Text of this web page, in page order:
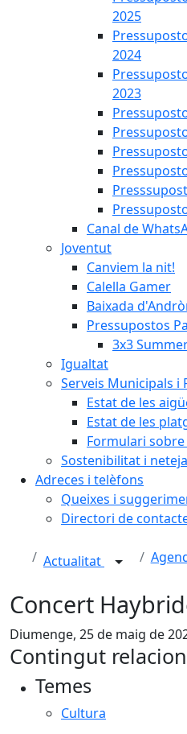
2025
2024
2023
Canal de
Joventut
Canviem la nit!
Calella Gamer
Baixada
Pressupostos
3x3
Igualtat
Serveis Municipals i
Estat de les
Estat de les
Formulari
Sostenibilitat i neteja
Adreces i telèfons
Queixes i
Directori de
Actualitat
Concert
Diumenge, 25 de maig de
Contingut
Temes
Cultura